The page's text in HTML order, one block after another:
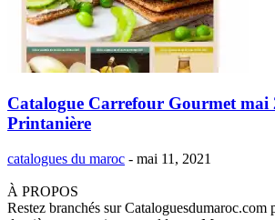
Catalogue Carrefour Gourmet mai
Printanière
catalogues du maroc - mai 11, 2021
À PROPOS
Restez branchés sur Cataloguesdumaroc.com